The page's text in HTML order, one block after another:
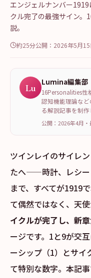
エンジェルナンバー
クル完了の最強サイン。
説。
約25分公開： 2026年5月15
Lu Lumina編集部
16Personalities性
認知機能理論な
る解説記事を制作
公開：2026年4月 ・
ツインレイのサイレ
たへ——時計、レシー
まで、すべてが1919
て偶然ではなく、天
イクルが完了し、新
ージです。1と9が交
ーシップ（1）とサイ
て特別な数字。本記